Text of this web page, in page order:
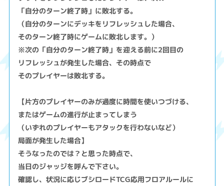
「自分のターン終了時」に敗北する。
（自分のターンにデッキをリフレッシュした場合、
そのターン終了時にゲームに敗北します。）
※次の「自分のターン終了時」を迎える前に2回目の
リフレッシュが発生した場合、その時点で
そのプレイヤーは敗北する。
【片方のプレイヤーのみが過度に時間を使いつづける、
またはゲームの進行が止まってしまう
（いずれのプレイヤーもアタックを行わないなど）
局面が発生した場合】
そうなったのでは？と思った時点で、
当日のジャッジを呼んで下さい。
確認し、状況に応じブシロードTCG応用フロアルールに